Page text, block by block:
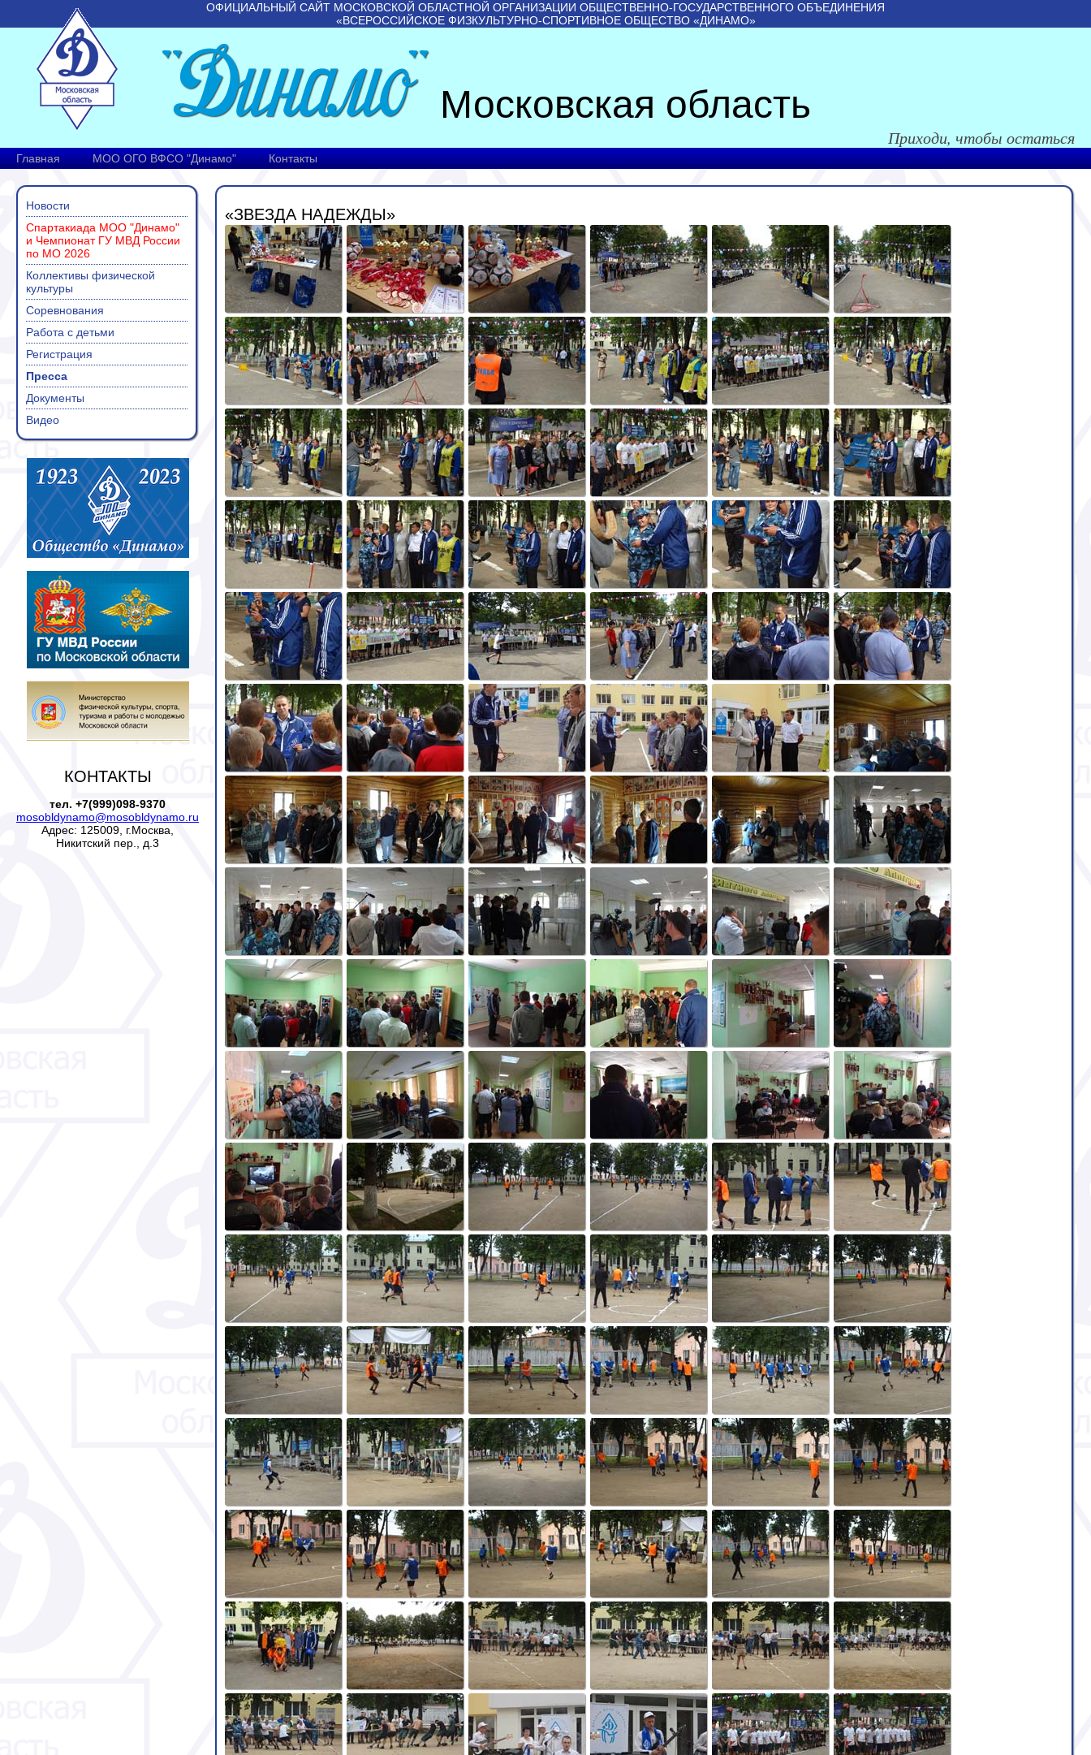
ОФИЦИАЛЬНЫЙ САЙТ МОСКОВСКОЙ ОБЛАСТНОЙ ОРГАНИЗАЦИИ ОБЩЕСТВЕННО-ГОСУДАРСТВЕННОГО ОБЪЕДИНЕНИЯ
«ВСЕРОССИЙСКОЕ ФИЗКУЛЬТУРНО-СПОРТИВНОЕ ОБЩЕСТВО «ДИНАМО»
Московская область
Приходи, чтобы остаться
Главная МОО ОГО ВФСО "Динамо" Контакты
Новости
Спартакиада МОО "Динамо"
и Чемпионат ГУ МВД России
по МО 2026
Коллективы физической
культуры
Соревнования
Работа с детьми
Регистрация
Пресса
Документы
Видео
КОНТАКТЫ
тел. +7(999)098-9370
mosobldynamo@mosobldynamo.ru
Адрес: 125009, г.Москва,
Никитский пер., д.3
«ЗВЕЗДА НАДЕЖДЫ»